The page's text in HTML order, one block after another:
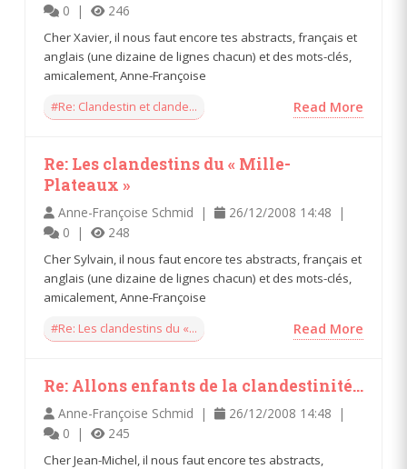
0 |
246
Cher Xavier, il nous faut encore tes abstracts, français et
anglais (une dizaine de lignes chacun) et des mots-clés,
amicalement, Anne-Françoise
#Re: Clandestin et clande...
Read More
Re: Les clandestins du « Mille-
Plateaux »
Anne-Françoise Schmid |
26/12/2008 14:48 |
0 |
248
Cher Sylvain, il nous faut encore tes abstracts, français et
anglais (une dizaine de lignes chacun) et des mots-clés,
amicalement, Anne-Françoise
#Re: Les clandestins du «...
Read More
Re: Allons enfants de la clandestinité...
Anne-Françoise Schmid |
26/12/2008 14:48 |
0 |
245
Cher Jean-Michel, il nous faut encore tes abstracts,